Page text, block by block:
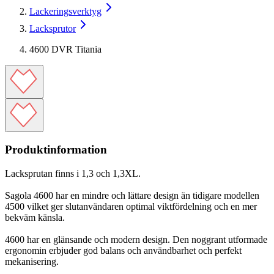
Lackeringsverktyg
Lacksprutor
4600 DVR Titania
Produktinformation
Lacksprutan finns i 1,3 och 1,3XL.
Sagola 4600 har en mindre och lättare design än tidigare modellen
4500 vilket ger slutanvändaren optimal viktfördelning och en mer
bekväm känsla.
4600 har en glänsande och modern design. Den noggrant utformade
ergonomin erbjuder god balans och användbarhet och perfekt
mekanisering.